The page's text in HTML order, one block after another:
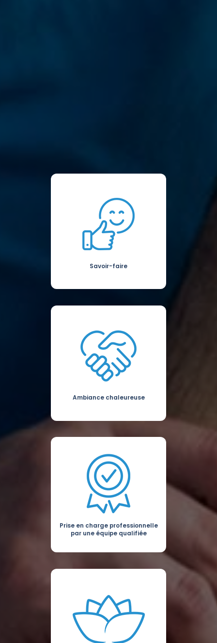
Savoir-faire
Ambiance chaleureuse
Prise en charge professionnelle
par une équipe qualifiée